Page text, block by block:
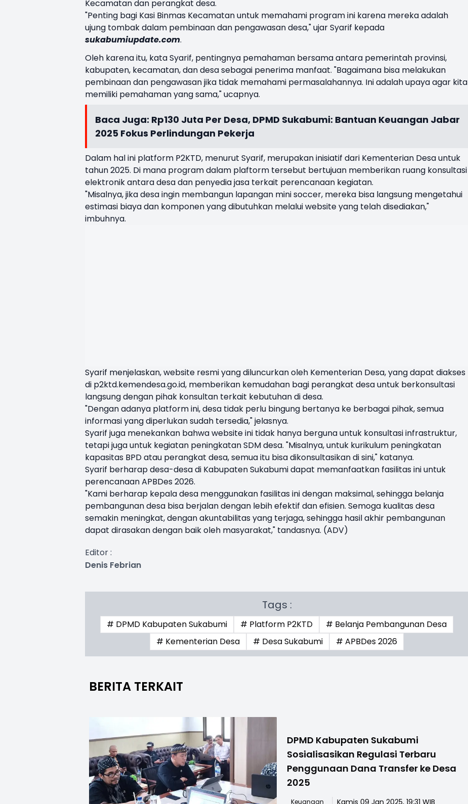
Kecamatan dan perangkat desa.
"Penting bagi Kasi Binmas Kecamatan untuk memahami program ini karena mereka adalah
ujung tombak dalam pembinaan dan pengawasan desa," ujar Syarif kepada
sukabumiupdate.com.
Oleh karena itu, kata Syarif, pentingnya pemahaman bersama antara pemerintah provinsi,
kabupaten, kecamatan, dan desa sebagai penerima manfaat. "Bagaimana bisa melakukan
pembinaan dan pengawasan jika tidak memahami permasalahannya. Ini adalah upaya agar kita
memiliki pemahaman yang sama," ucapnya.
Baca Juga: Rp130 Juta Per Desa, DPMD Sukabumi: Bantuan Keuangan Jabar
2025 Fokus Perlindungan Pekerja
Dalam hal ini platform P2KTD, menurut Syarif, merupakan inisiatif dari Kementerian Desa untuk
tahun 2025. Di mana program dalam plaftorm tersebut bertujuan memberikan ruang konsultasi
elektronik antara desa dan penyedia jasa terkait perencanaan kegiatan.
"Misalnya, jika desa ingin membangun lapangan mini soccer, mereka bisa langsung mengetahui
estimasi biaya dan komponen yang dibutuhkan melalui website yang telah disediakan,"
imbuhnya.
Syarif menjelaskan, website resmi yang diluncurkan oleh Kementerian Desa, yang dapat diakses
di p2ktd.kemendesa.go.id, memberikan kemudahan bagi perangkat desa untuk berkonsultasi
langsung dengan pihak konsultan terkait kebutuhan di desa.
"Dengan adanya platform ini, desa tidak perlu bingung bertanya ke berbagai pihak, semua
informasi yang diperlukan sudah tersedia," jelasnya.
Syarif juga menekankan bahwa website ini tidak hanya berguna untuk konsultasi infrastruktur,
tetapi juga untuk kegiatan peningkatan SDM desa. "Misalnya, untuk kurikulum peningkatan
kapasitas BPD atau perangkat desa, semua itu bisa dikonsultasikan di sini," katanya.
Syarif berharap desa-desa di Kabupaten Sukabumi dapat memanfaatkan fasilitas ini untuk
perencanaan APBDes 2026.
"Kami berharap kepala desa menggunakan fasilitas ini dengan maksimal, sehingga belanja
pembangunan desa bisa berjalan dengan lebih efektif dan efisien. Semoga kualitas desa
semakin meningkat, dengan akuntabilitas yang terjaga, sehingga hasil akhir pembangunan
dapat dirasakan dengan baik oleh masyarakat," tandasnya. (ADV)
Editor :
Denis Febrian
Tags :
# DPMD Kabupaten Sukabumi # Platform P2KTD
# Belanja Pembangunan Desa
# Kementerian Desa
# Desa Sukabumi # APBDes 2026
BERITA TERKAIT
DPMD Kabupaten Sukabumi
Sosialisasikan Regulasi Terbaru
Penggunaan Dana Transfer ke Desa
2025
Keuangan Kamis 09 Jan 2025, 19:31 WIB